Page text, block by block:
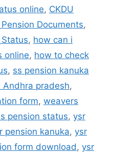
online, CKDU
Pension Documents,
, how can i
online, how to check
, ss pension kanuka
pradesh,
form, weavers
pension status, ysr
pension kanuka, ysr
form download, ysr